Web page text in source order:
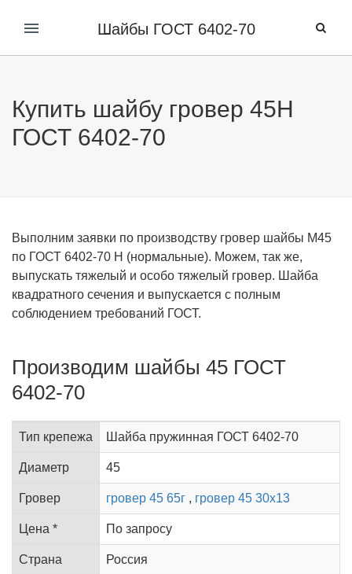
Шайбы ГОСТ 6402-70
Купить шайбу гровер 45Н
ГОСТ 6402-70
Выполним заявки по производству гровер шайбы М45
по ГОСТ 6402-70 Н (нормальные). Можем, так же,
выпускать тяжелый и особо тяжелый гровер. Шайба
квадратного сечения и выпускается с полным
соблюдением требований ГОСТ.
Производим шайбы 45 ГОСТ
6402-70
Тип крепежа Шайба пружинная ГОСТ 6402-70
Диаметр 45
Гровер гровер 45 65г , гровер 45 30х13
Цена * По запросу
Страна Россия